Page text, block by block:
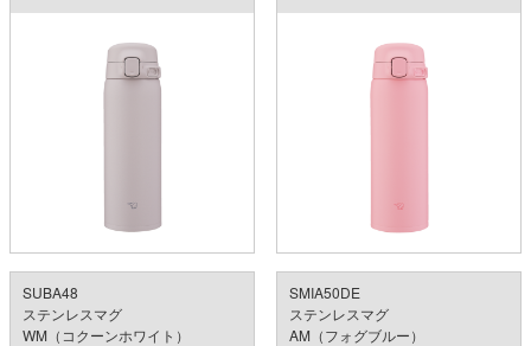
SUBA48
ステンレスマグ
WM（コクーンホワイト）
SMIA50DE
ステンレスマグ
AM（フォグブルー）